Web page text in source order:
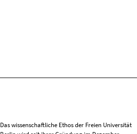
Das wissenschaftliche Ethos der Freien Universität